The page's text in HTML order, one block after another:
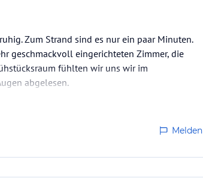
Zum Strand sind es nur ein paar Minuten.
geschmackvoll eingerichteten Zimmer, die
fühlten wir uns wir im
abgelesen.
Melden